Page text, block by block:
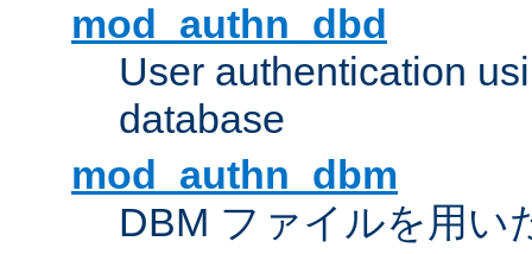
mod_authn_dbd
User authentication
database
mod_authn_dbm
DBM ファイルを用い